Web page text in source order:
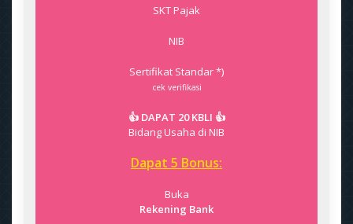
SKT Pajak
NIB
Sertifikat Standar *)
cek verifikasi
👍 DAPAT 20 KBLI 👍
Bidang Usaha di NIB
Dapat 5 Bonus:
Buka
Rekening Bank